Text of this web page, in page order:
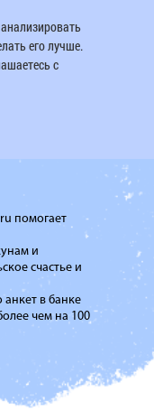
помогает
и
счастье и
анкет в банке
чем на 100
его лучше.
с